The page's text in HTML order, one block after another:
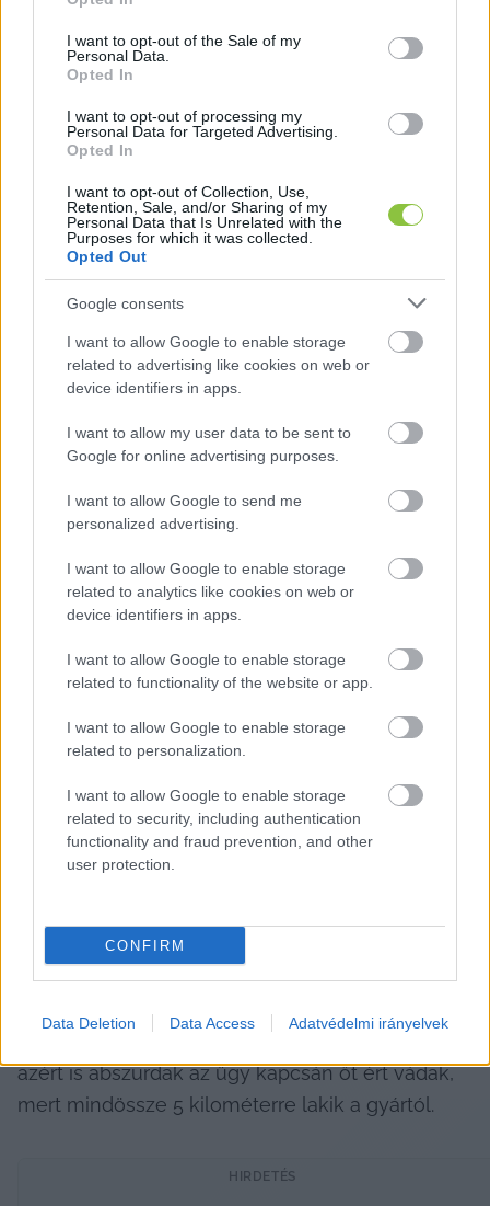
use your data for below specified purposes in below Google
consent section.
I want to opt-out of the Sale of my
Personal Data.
Opted In
I want to opt-out of processing my
Personal Data for Targeted Advertising.
Opted In
I want to opt-out of Collection, Use,
Retention, Sale, and/or Sharing of my
Personal Data that Is Unrelated with the
Purposes for which it was collected.
Opted Out
Google consents
I want to allow Google to enable storage
related to advertising like cookies on web or
device identifiers in apps.
I want to allow my user data to be sent to
Google for online advertising purposes.
I want to allow Google to send me
personalized advertising.
I want to allow Google to enable storage
related to analytics like cookies on web or
device identifiers in apps.
I want to allow Google to enable storage
related to functionality of the website or app.
I want to allow Google to enable storage
related to personalization.
I want to allow Google to enable storage
related to security, including authentication
functionality and fraud prevention, and other
user protection.
CONFIRM
Data Deletion Data Access Adatvédelmi irányelvek
A másik óriásnak pedig – írja a Portfolio – a
Samsung SDI gödi akkumulátorgyártó
üzemének fejlesztésére adott támogatás
mutatkozott: a dél-koreai cég 954,94 milliárd
forintos kapacitásbővítéshez 133,02 milliárd
forintos támogatás társul (13,9 százalék
százaléka.
Botrány a gödi akkugyárban
kiszivárgott botrány fényében, miszerint a gödi
állítólag a kormány tudtával – súlyosan mérgező,
rákkeltő környezetben kellett dolgozniuk, és
állampolgárságú munkavállalónál 510-szeres
cég a tömeges pozitív tesztekre mindössze a
reagált.
Mindeközben Szijjártó Péter, külgazdasági és
interjúban jelentette ki, hogy „a
kormányhivatal, a környezetvédelmi hatóság
világosan kimondták, hogy semmilyen
azért is abszurdak az ügy kapcsán őt ért vádak,
mert mindössze 5 kilométerre lakik a gyártól.
HIRDETÉS